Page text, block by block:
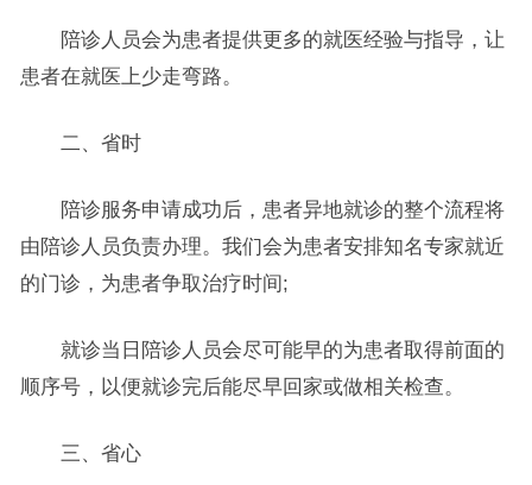
陪诊人员会为患者提供更多的就医经验与指导，让
患者在就医上少走弯路。
二、省时
陪诊服务申请成功后，患者异地就诊的整个流程将
由陪诊人员负责办理。我们会为患者安排知名专家就近
的门诊，为患者争取治疗时间;
就诊当日陪诊人员会尽可能早的为患者取得前面的
顺序号，以便就诊完后能尽早回家或做相关检查。
三、省心